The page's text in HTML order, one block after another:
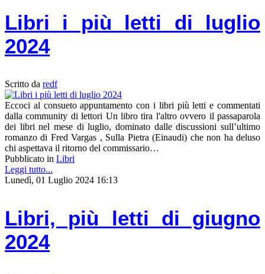
Libri i più letti di luglio
2024
Scritto da redf
Eccoci al consueto appuntamento con i libri più letti e commentati
dalla community di lettori Un libro tira l'altro ovvero il passaparola
dei libri nel mese di luglio, dominato dalle discussioni sull’ultimo
romanzo di Fred Vargas , Sulla Pietra (Einaudi) che non ha deluso
chi aspettava il ritorno del commissario…
Pubblicato in Libri
Leggi tutto...
Lunedì, 01 Luglio 2024 16:13
Libri, più letti di giugno
2024